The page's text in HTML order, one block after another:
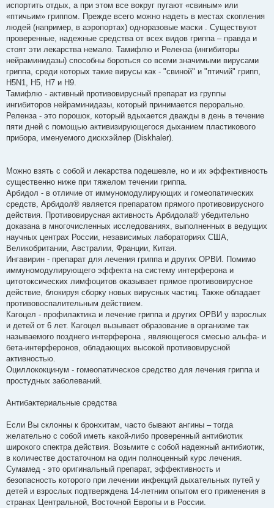
испортить отдых, а при этом все вокруг пугают «свиным» или
«птичьим» гриппом. Прежде всего можно надеть в местах скопления
людей (например, в аэропортах) одноразовые маски . Существуют
проверенные, надежные средства от всех видов гриппа – правда и
стоят эти лекарства немало. Тамифлю и Реленза (ингибиторы
нейраминидазы) способны бороться со всеми значимыми вирусами
гриппа, среди которых такие вирусы как - "свиной" и "птичий" грипп,
H5N1, H5, Н7 и Н9.
Тамифлю - активный противовирусный препарат из группы
ингибиторов нейраминидазы, который принимается перорально.
Реленза - это порошок, который вдыхается дважды в день в течение
пяти дней с помощью активизирующегося дыханием пластикового
прибора, именуемого дискхэйлер (Diskhaler).
Можно взять с собой и лекарства подешевле, но и их эффективность
существенно ниже при тяжелом течении гриппа.
Арбидол - в отличие от иммуномодулирующих и гомеопатических
средств, Арбидол® является препаратом прямого противовирусного
действия. Противовирусная активность Арбидола® убедительно
доказана в многочисленных исследованиях, выполненных в ведущих
научных центрах России, независимых лабораториях США,
Великобритании, Австралии, Франции, Китая.
Ингавирин - препарат для лечения гриппа и других ОРВИ. Помимо
иммуномодулирующего эффекта на систему интерферона и
цитотоксических лимфоцитов оказывает прямое противовирусное
действие, блокируя сборку новых вирусных частиц. Также обладает
противовоспалительным действием.
Кагоцел - профилактика и лечение гриппа и других ОРВИ у взрослых
и детей от 6 лет. Кагоцел вызывает образование в организме так
называемого позднего интерферона , являющегося смесью альфа- и
бета-интерферонов, обладающих высокой противовирусной
активностью.
Оциллококцинум - гомеопатическое средство для лечения гриппа и
простудных заболеваний.
Антибактериальные средства
Если Вы склонны к бронхитам, часто бывают ангины – тогда
желательно с собой иметь какой-либо проверенный антибиотик
широкого спектра действия. Возьмите с собой надежный антибиотик,
в количестве достаточном на один полноценный курс лечения.
Сумамед - это оригинальный препарат, эффективность и
безопасность которого при лечении инфекций дыхательных путей у
детей и взрослых подтверждена 14-летним опытом его применения в
странах Центральной, Восточной Европы и в России.